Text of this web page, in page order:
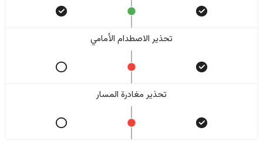
تحذير الاصطدام الأمامي
تحذير مغادرة المسار